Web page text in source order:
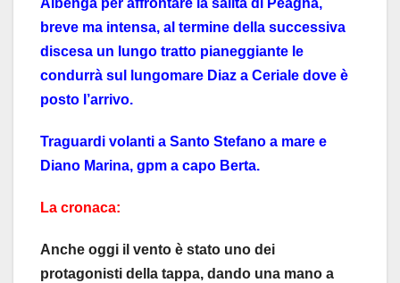
Albenga per affrontare la salita di Peagna,
breve ma intensa, al termine della successiva
discesa un lungo tratto pianeggiante le
condurrà sul lungomare Diaz a Ceriale dove è
posto l’arrivo.
Traguardi volanti a Santo Stefano a mare e
Diano Marina, gpm a capo Berta.
La cronaca:
Anche oggi il vento è stato uno dei
protagonisti della tappa, dando una mano a